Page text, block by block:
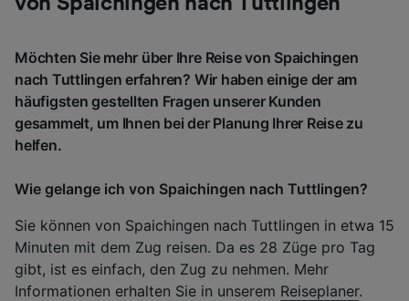
Möchten Sie mehr über Ihre Reise von Spaichingen
nach Tuttlingen erfahren? Wir haben einige der am
häufigsten gestellten Fragen unserer Kunden
gesammelt, um Ihnen bei der Planung Ihrer Reise zu
helfen.
Wie gelange ich von Spaichingen nach Tuttlingen?
Sie können von Spaichingen nach Tuttlingen in etwa 15
Minuten mit dem Zug reisen. Da es 28 Züge pro Tag
gibt, ist es einfach, den Zug zu nehmen. Mehr
Informationen erhalten Sie in unserem Reiseplaner.